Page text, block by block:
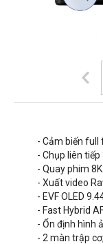
- Cảm biến full
- Chụp liên
- Quay phim
- Xuất video
- EVF OLED
- Fast Hybrid
- Ổn định hình
- 2 màn trập